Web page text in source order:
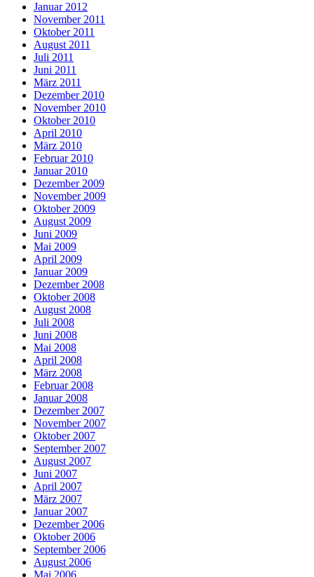
Januar 2012
November 2011
Oktober 2011
August 2011
Juli 2011
Juni 2011
März 2011
Dezember 2010
November 2010
Oktober 2010
April 2010
März 2010
Februar 2010
Januar 2010
Dezember 2009
November 2009
Oktober 2009
August 2009
Juni 2009
Mai 2009
April 2009
Januar 2009
Dezember 2008
Oktober 2008
August 2008
Juli 2008
Juni 2008
Mai 2008
April 2008
März 2008
Februar 2008
Januar 2008
Dezember 2007
November 2007
Oktober 2007
September 2007
August 2007
Juni 2007
April 2007
März 2007
Januar 2007
Dezember 2006
Oktober 2006
September 2006
August 2006
Mai 2006